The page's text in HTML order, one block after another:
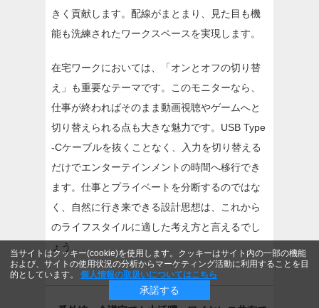
きく貢献します。配線がまとまり、見た目も機
能も洗練されたワークスペースを実現します。
在宅ワークにおいては、「オンとオフの切り替
え」も重要なテーマです。このモニターなら、
仕事が終わればそのまま動画視聴やゲームへと
切り替えられる点も大きな魅力です。USB Type
-Cケーブルを抜くことなく、入力を切り替える
だけでエンターテインメントの時間へ移行でき
ます。仕事とプライベートを分断するのではな
く、自然に行き来できる設計思想は、これから
のライフスタイルに適した考え方と言えるでし
ょう。
当サイトはクッキー(cookie)を使用します。クッキーはサイト内の一部の機能
および、サイトの使用状況の分析からマーケティング活動に利用することを目
的としています。
個人情報の取扱いについてはこちら
承諾する